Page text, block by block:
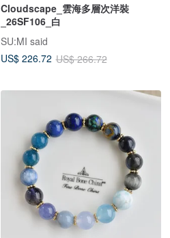
Cloudscape_雲海多層次洋裝
_26SF106_白
SU:MI said
US$ 226.72 US$ 266.72